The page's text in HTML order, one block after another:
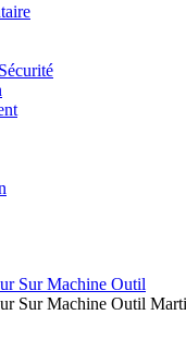
Sur Machine Outil
Sur Machine Outil